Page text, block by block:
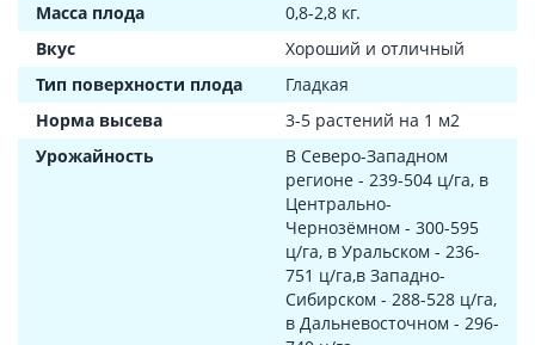
Масса плода
0,8-2,8 кг.
Вкус
Хороший и отличный
Тип поверхности плода
Гладкая
Норма высева
3-5 растений на 1 м2
Урожайность
В Северо-Западном
регионе - 239-504 ц/га, в
Центрально-
Чернозёмном - 300-595
ц/га, в Уральском - 236-
751 ц/га,в Западно-
Сибирском - 288-528 ц/га,
в Дальневосточном - 296-